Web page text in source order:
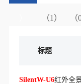
（1） （
标题
SilentW-U6红外全景雷